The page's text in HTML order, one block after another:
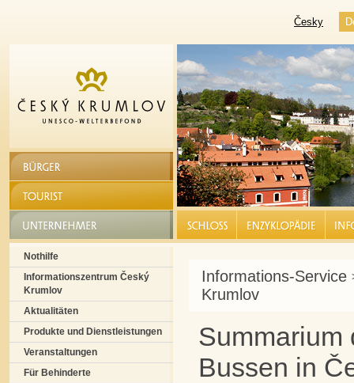
Informations-Service
Krumlov
Summarium
Bussen in
Nothilfe
Informationszentrum Český
Krumlov
Aktualitäten
Produkte und Dienstleistungen
Veranstaltungen
Für Behinderte
BÜRGER
TOURIST
UNTERNEHMER SCHLOSS | ENZYKLOPÄDIE |
Česky